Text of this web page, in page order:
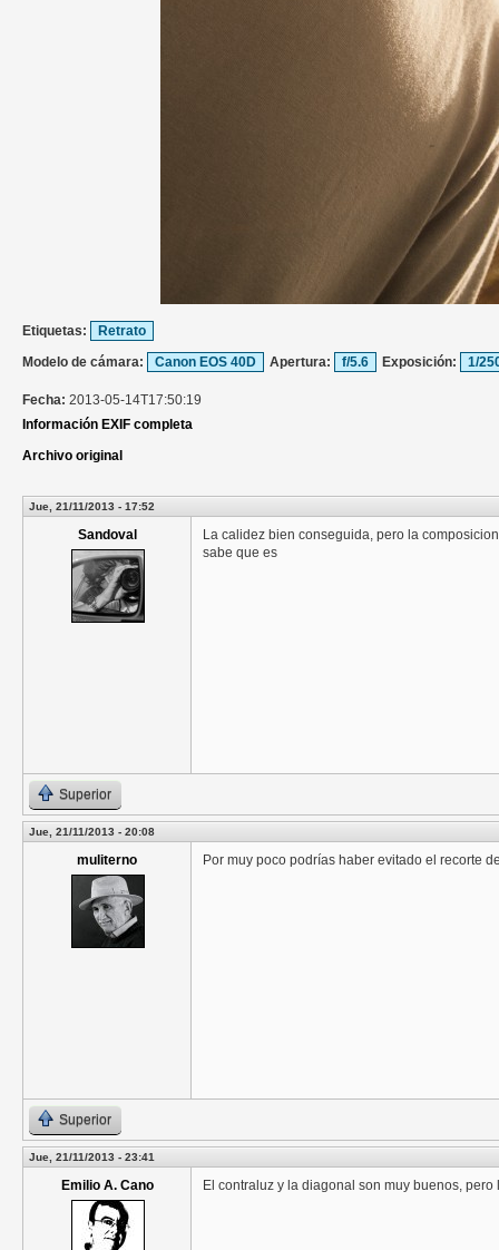
Etiquetas:
Retrato
Modelo de cámara:
Canon EOS 40D Apertura: f/5.6 Exposición: 1/
Fecha: 2013-05-14T17:50:19
Información EXIF completa
Archivo original
Jue, 21/11/2013 - 17:52
Sandoval
La calidez bien conseguida, pero la
sabe que es
Superior
Jue, 21/11/2013 - 20:08
muliterno Por muy poco podrías haber evitado el recorte
Superior
Jue, 21/11/2013 - 23:41
Emilio A. Cano El contraluz y la diagonal son muy buenos,